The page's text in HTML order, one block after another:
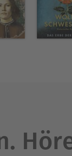
Herbst
zur Freude